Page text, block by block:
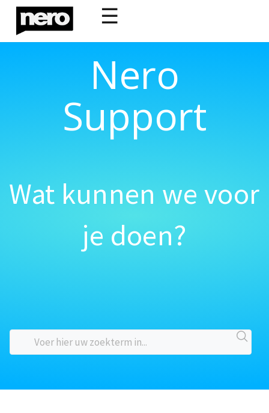
☰
Nero
Support
Wat kunnen we voor
je doen?